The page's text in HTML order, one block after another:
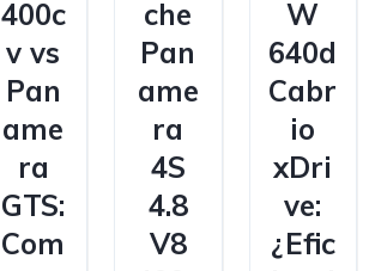
400c
v vs
Pan
ame
ra
GTS:
Com
che
Pan
ame
ra
4S
4.8
V8
W
640d
Cabr
io
xDri
ve:
¿Efic